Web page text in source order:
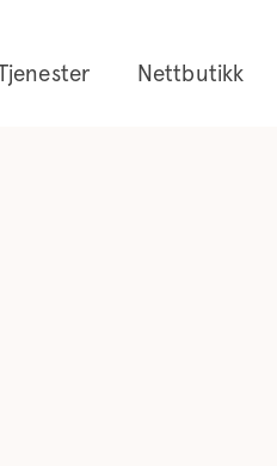
Nettbutikk